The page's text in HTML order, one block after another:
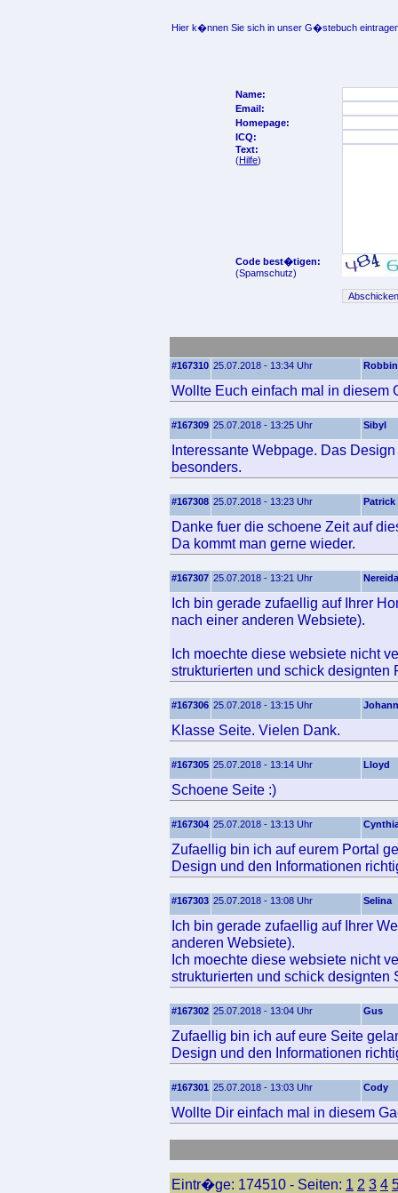
Hier k�nnen Sie sich in unser G�stebuch
Name:
Email:
Homepage:
ICQ:
Text:
(Hilfe)
Code best�tigen:
(Spamschutz)
#167310 25.07.2018 - 13:34 Uhr Robbin
Wollte Euch einfach mal in diesem
#167309 25.07.2018 - 13:25 Uhr Sibyl
Interessante Webpage. Das
besonders.
#167308 25.07.2018 - 13:23 Uhr Patrick
Danke fuer die schoene Zeit auf
Da kommt man gerne wieder.
#167307 25.07.2018 - 13:21 Uhr Nereida
Ich bin gerade zufaellig auf Ihrer
nach einer anderen Websiete).
Ich moechte diese websiete nicht
strukturierten und schick designten
#167306 25.07.2018 - 13:15 Uhr
Klasse Seite. Vielen Dank.
#167305 25.07.2018 - 13:14 Uhr Lloyd
Schoene Seite :)
#167304 25.07.2018 - 13:13 Uhr
Zufaellig bin ich auf eurem Portal
Design und den Informationen
#167303 25.07.2018 - 13:08 Uhr Selina
Ich bin gerade zufaellig auf Ihrer
anderen Websiete).
Ich moechte diese websiete nicht
strukturierten und schick designten
#167302 25.07.2018 - 13:04 Uhr Gus
Zufaellig bin ich auf eure Seite
Design und den Informationen
#167301 25.07.2018 - 13:03 Uhr Cody
Wollte Dir einfach mal in diesem
Eintr�ge: 174510 - Seiten: 1 2 3 4